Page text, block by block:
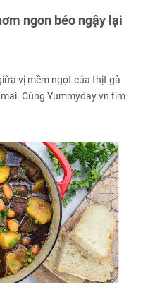
ngon béo ngậy lại
vị mềm ngọt của thịt gà
Cùng Yummyday.vn tìm